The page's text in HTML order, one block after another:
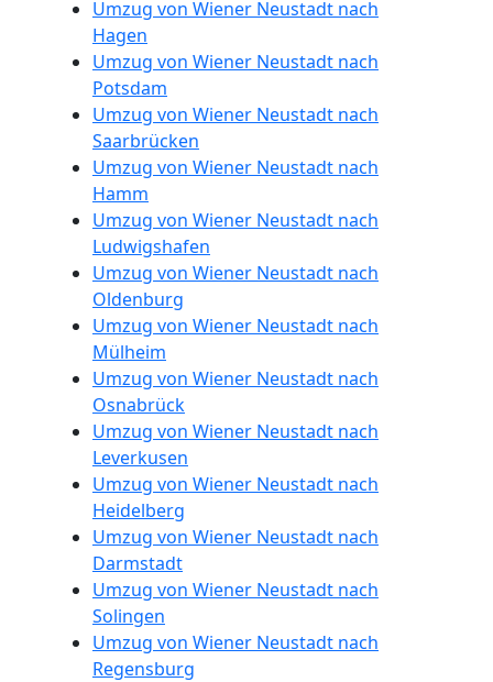
Umzug von Wiener Neustadt nach
Hagen
Umzug von Wiener Neustadt nach
Potsdam
Umzug von Wiener Neustadt nach
Saarbrücken
Umzug von Wiener Neustadt nach
Hamm
Umzug von Wiener Neustadt nach
Ludwigshafen
Umzug von Wiener Neustadt nach
Oldenburg
Umzug von Wiener Neustadt nach
Mülheim
Umzug von Wiener Neustadt nach
Osnabrück
Umzug von Wiener Neustadt nach
Leverkusen
Umzug von Wiener Neustadt nach
Heidelberg
Umzug von Wiener Neustadt nach
Darmstadt
Umzug von Wiener Neustadt nach
Solingen
Umzug von Wiener Neustadt nach
Regensburg